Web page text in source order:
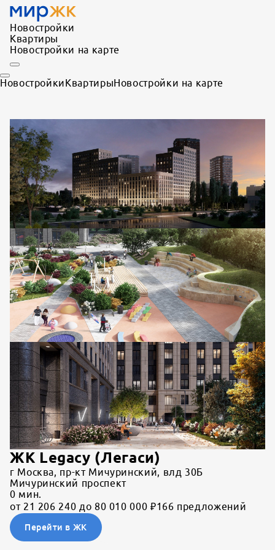
Новостройки
Квартиры
Новостройки на карте
НовостройкиКвартирыНовостройки на карте
ЖК Legacy (Легаси)
г Москва, пр-кт Мичуринский, влд 30Б
Мичуринский проспект
0 мин.
от 21 206 240 до 80 010 000 ₽166 предложений
Перейти в ЖК